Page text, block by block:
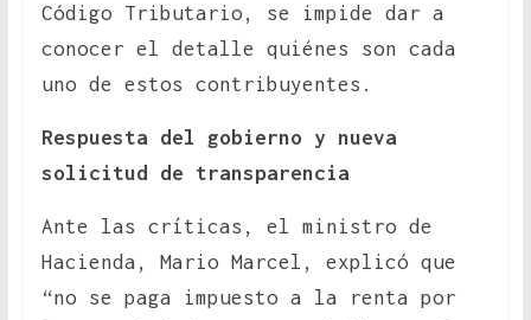
Código Tributario, se impide dar a
conocer el detalle quiénes son cada
uno de estos contribuyentes.
Respuesta del gobierno y nueva
solicitud de transparencia
Ante las críticas, el ministro de
Hacienda, Mario Marcel, explicó que
“no se paga impuesto a la renta por